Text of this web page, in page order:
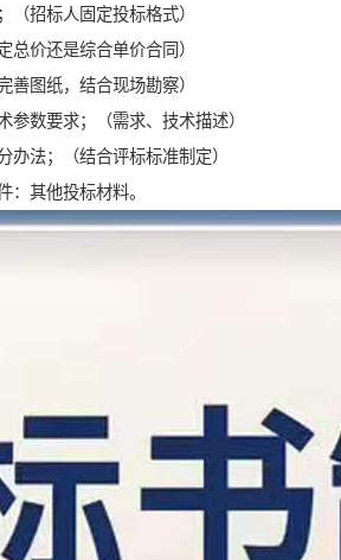
（招标人固定投标格式）
总价还是综合单价合同）
善图纸，结合现场勘察）
参数要求；（需求、技术描述）
办法；（结合评标标准制定）
：其他投标材料。